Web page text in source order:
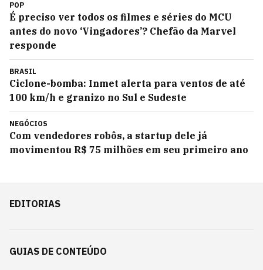
POP
É preciso ver todos os filmes e séries do MCU
antes do novo ‘Vingadores’? Chefão da Marvel
responde
BRASIL
Ciclone-bomba: Inmet alerta para ventos de até
100 km/h e granizo no Sul e Sudeste
NEGÓCIOS
Com vendedores robôs, a startup dele já
movimentou R$ 75 milhões em seu primeiro ano
EDITORIAS
GUIAS DE CONTEÚDO